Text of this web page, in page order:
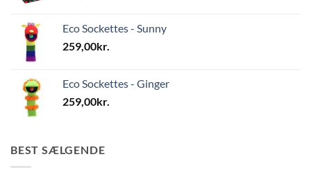
Eco Sockettes - Sunny
259,00kr.
Eco Sockettes - Ginger
259,00kr.
BEST SÆLGENDE